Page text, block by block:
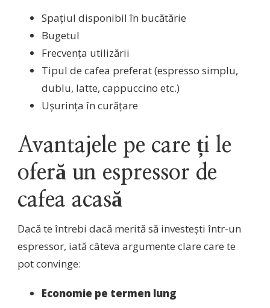
Spațiul disponibil în bucătărie
Bugetul
Frecvența utilizării
Tipul de cafea preferat (espresso simplu,
dublu, latte, cappuccino etc.)
Ușurința în curățare
Avantajele pe care ți le
oferă un espressor de
cafea acasă
Dacă te întrebi dacă merită să investești într-un
espressor, iată câteva argumente clare care te
pot convinge:
Economie pe termen lung